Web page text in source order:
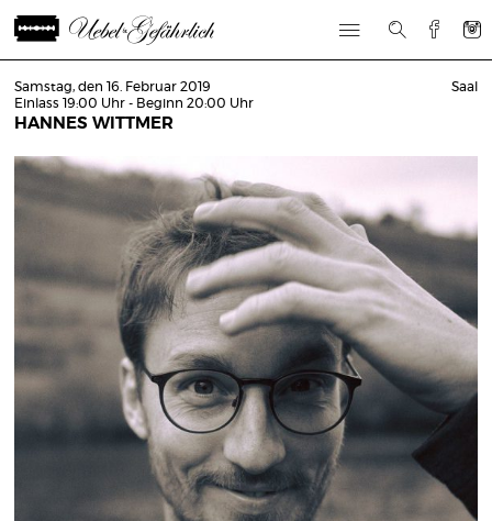
Samstag, den 16. Februar 2019
Einlass 19:00 Uhr - Beginn 20:00 Uhr
HANNES WITTMER
Saal